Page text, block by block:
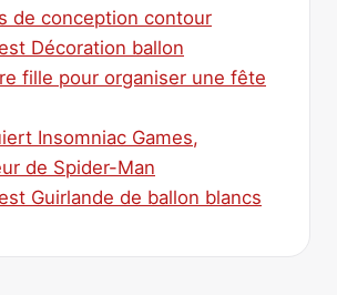
de conception contour
Décoration ballon
fille pour organiser une fête
Insomniac Games,
de Spider-Man
Guirlande de ballon blancs